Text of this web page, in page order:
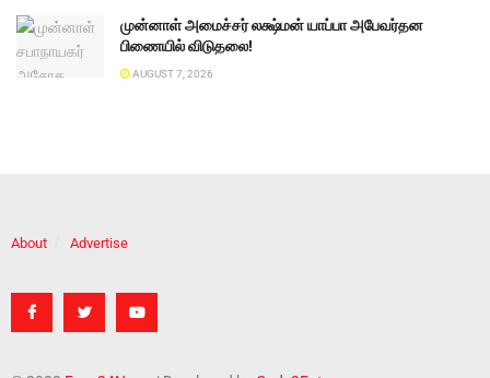
முன்னாள் அமைச்சர் லக்ஷ்மன் யாப்பா அபேவர்தன
பிணையில் விடுதலை!
AUGUST 7, 2026
About Advertise